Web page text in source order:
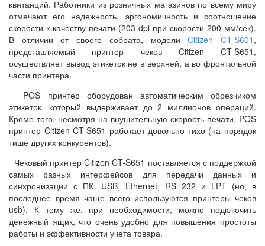
квитанций. Работники из розничных магазинов по всему миру
отмечают его надежность, эргономичность и соотношение
скорости к качеству печати (203 dpi при скорости 200 мм/сек).
В отличии от своего собрата, моделиCitizen CT-S601 ,
представляемый принтер чеков Citizen CT-S651,
осуществляет вывод этикеток не в верхней, а во фронтальной
части принтера.
POS принтер оборудован автоматическим обрезчиком
этикеток, который выдерживает до 2 миллионов операций.
Кроме того, несмотря на внушительную скорость печати, POS
принтер Citizen CT-S651 работает довольно тихо (на порядок
тише других конкурентов).
Чековый принтер Citizen CT-S651 поставляется с поддержкой
самых разных интерфейсов для передачи данных и
синхронизации с ПК: USB, Ethernet, RS 232 и LPT (но, в
последнее время чаще всего используются принтеры чеков
usb). К тому же, при необходимости, можно подключить
денежный ящик, что очень удобно для повышения простоты
работы и эффективности учета товара.